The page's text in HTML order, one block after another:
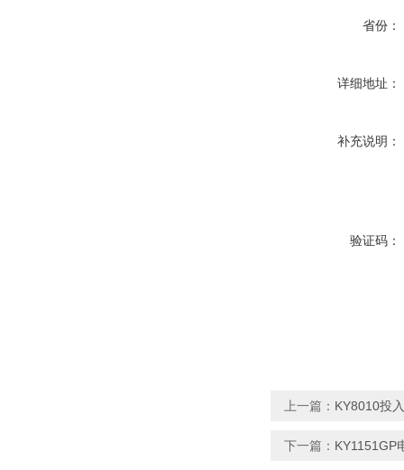
省份：
详细地址：
补充说明：
验证码：
上一篇： KY8010投
下一篇： KY1151GP